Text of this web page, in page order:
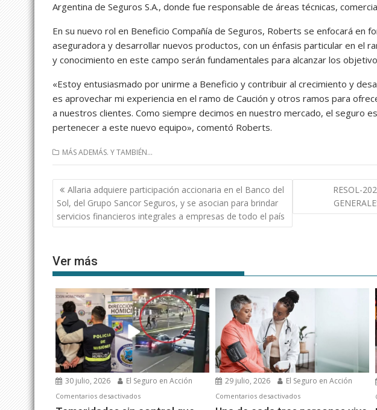
Argentina de Seguros S.A., donde fue responsable de áreas técnicas,
En su nuevo rol en Beneficio Compañía de Seguros, Roberts se enfocará en
aseguradora y desarrollar nuevos productos, con un énfasis particular en el
y conocimiento en este campo serán fundamentales para alcanzar los
«Estoy entusiasmado por unirme a Beneficio y contribuir al crecimiento y
es aprovechar mi experiencia en el ramo de Caución y otros ramos para
a nuestros clientes. Como siempre decimos en nuestro mercado, el seguro
pertenecer a este nuevo equipo», comentó Roberts.
MÁS ADEMÁS. Y TAMBIÉN...
Navegación
de
entradas
Allaria adquiere participación accionaria en el Banco del
Sol, del Grupo Sancor Seguros, y se asocian para brindar
servicios financieros integrales a empresas de todo el país
RESOL-
Ver más
30 julio, 2026 El Seguro en Acción
Comentarios desactivadosen
29 julio, 2026 El Seguro en Acción
Comentarios desactivadosen